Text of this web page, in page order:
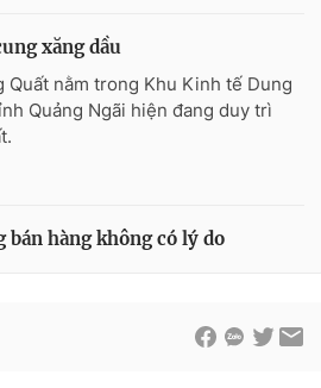
xăng dầu
Quất nằm trong Khu Kinh tế Dung
Quảng Ngãi hiện đang duy trì
hàng không có lý do